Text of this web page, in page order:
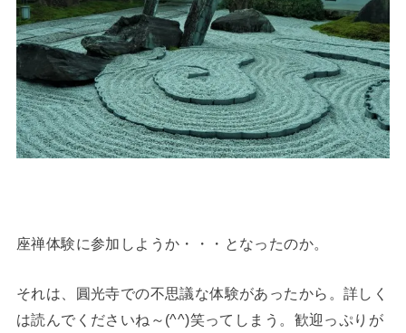
座禅体験に参加しようか・・・となったのか。
それは、圓光寺での不思議な体験があったから。詳しく
は読んでくださいね～(^^)笑ってしまう。歓迎っぷりが